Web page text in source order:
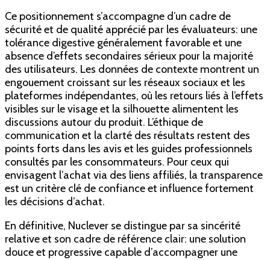
Ce positionnement s’accompagne d’un cadre de
sécurité et de qualité apprécié par les évaluateurs: une
tolérance digestive généralement favorable et une
absence d’effets secondaires sérieux pour la majorité
des utilisateurs. Les données de contexte montrent un
engouement croissant sur les réseaux sociaux et les
plateformes indépendantes, où les retours liés à l’effets
visibles sur le visage et la silhouette alimentent les
discussions autour du produit. L’éthique de
communication et la clarté des résultats restent des
points forts dans les avis et les guides professionnels
consultés par les consommateurs. Pour ceux qui
envisagent l’achat via des liens affiliés, la transparence
est un critère clé de confiance et influence fortement
les décisions d’achat.
En définitive, Nuclever se distingue par sa sincérité
relative et son cadre de référence clair: une solution
douce et progressive capable d’accompagner une